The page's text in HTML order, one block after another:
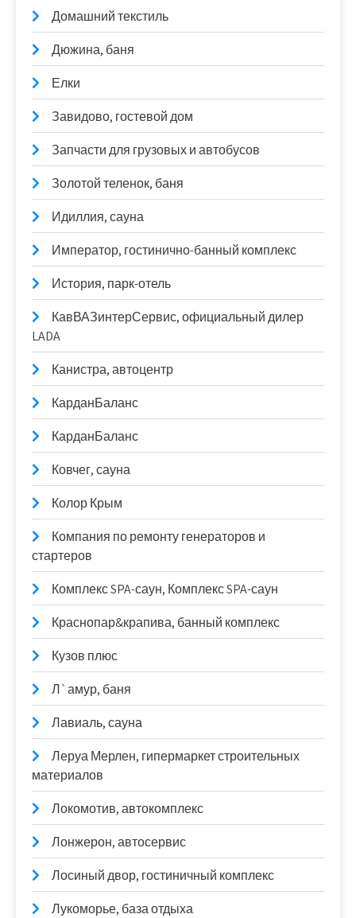
Домашний текстиль
Дюжина, баня
Елки
Завидово, гостевой дом
Запчасти для грузовых и автобусов
Золотой теленок, баня
Идиллия, сауна
Император, гостинично-банный комплекс
История, парк-отель
КавВАЗинтерСервис, официальный дилер
LADA
Канистра, автоцентр
КарданБаланс
КарданБаланс
Ковчег, сауна
Колор Крым
Компания по ремонту генераторов и
стартеров
Комплекс SPA-саун, Комплекс SPA-саун
Краснопар&крапива, банный комплекс
Кузов плюс
Л`амур, баня
Лавиаль, сауна
Леруа Мерлен, гипермаркет строительных
материалов
Локомотив, автокомплекс
Лонжерон, автосервис
Лосиный двор, гостиничный комплекс
Лукоморье, база отдыха